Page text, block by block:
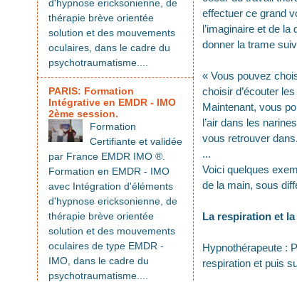
d'hypnose ericksonienne, de
thérapie brève orientée
solution et des mouvements
oculaires, dans le cadre du
psychotraumatisme....
PARIS: Formation
Intégrative en EMDR - IMO
2ème session.
Formation
Certifiante et validée
par France EMDR IMO ®.
Formation en EMDR - IMO
avec Intégration d'éléments
d'hypnose ericksonienne, de
thérapie brève orientée
solution et des mouvements
oculaires de type EMDR -
IMO, dans le cadre du
psychotraumatisme....
effectuer ce grand
l’imaginaire et de
donner la trame
« Vous pouvez
choisir d’écouter
Maintenant, vous
l’air dans les
vous retrouver
...
Voici quelques
de la main, sous
La respiration et
Hypnothérapeute :
respiration et puis